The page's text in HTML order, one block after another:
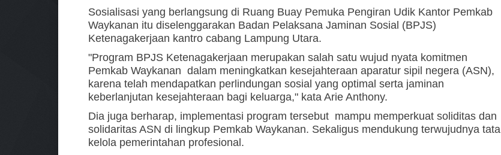
Sosialisasi yang berlangsung di Ruang Buay Pemuka Pengiran Udik Kantor Pemkab
Waykanan itu diselenggarakan Badan Pelaksana Jaminan Sosial (BPJS)
Ketenagakerjaan kantro cabang Lampung Utara.
"Program BPJS Ketenagakerjaan merupakan salah satu wujud nyata komitmen
Pemkab Waykanan dalam meningkatkan kesejahteraan aparatur sipil negera (ASN),
karena telah mendapatkan perlindungan sosial yang optimal serta jaminan
keberlanjutan kesejahteraan bagi keluarga," kata Arie Anthony.
Dia juga berharap, implementasi program tersebut mampu memperkuat soliditas dan
solidaritas ASN di lingkup Pemkab Waykanan. Sekaligus mendukung terwujudnya tata
kelola pemerintahan profesional.